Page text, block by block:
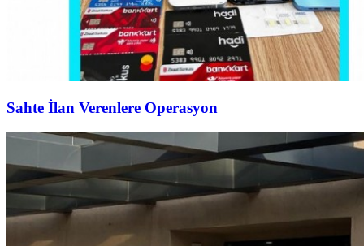
Sahte İlan Verenlere Operasyon